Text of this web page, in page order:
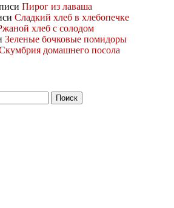
Пирог из лаваша
Сладкий хлеб в хлебопечке
хлеб с солодом
Зеленые бочковые помидоры
домашнего посола